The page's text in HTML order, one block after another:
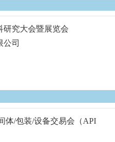
研究大会暨展览会
公司
体/包装/设备交易会（API